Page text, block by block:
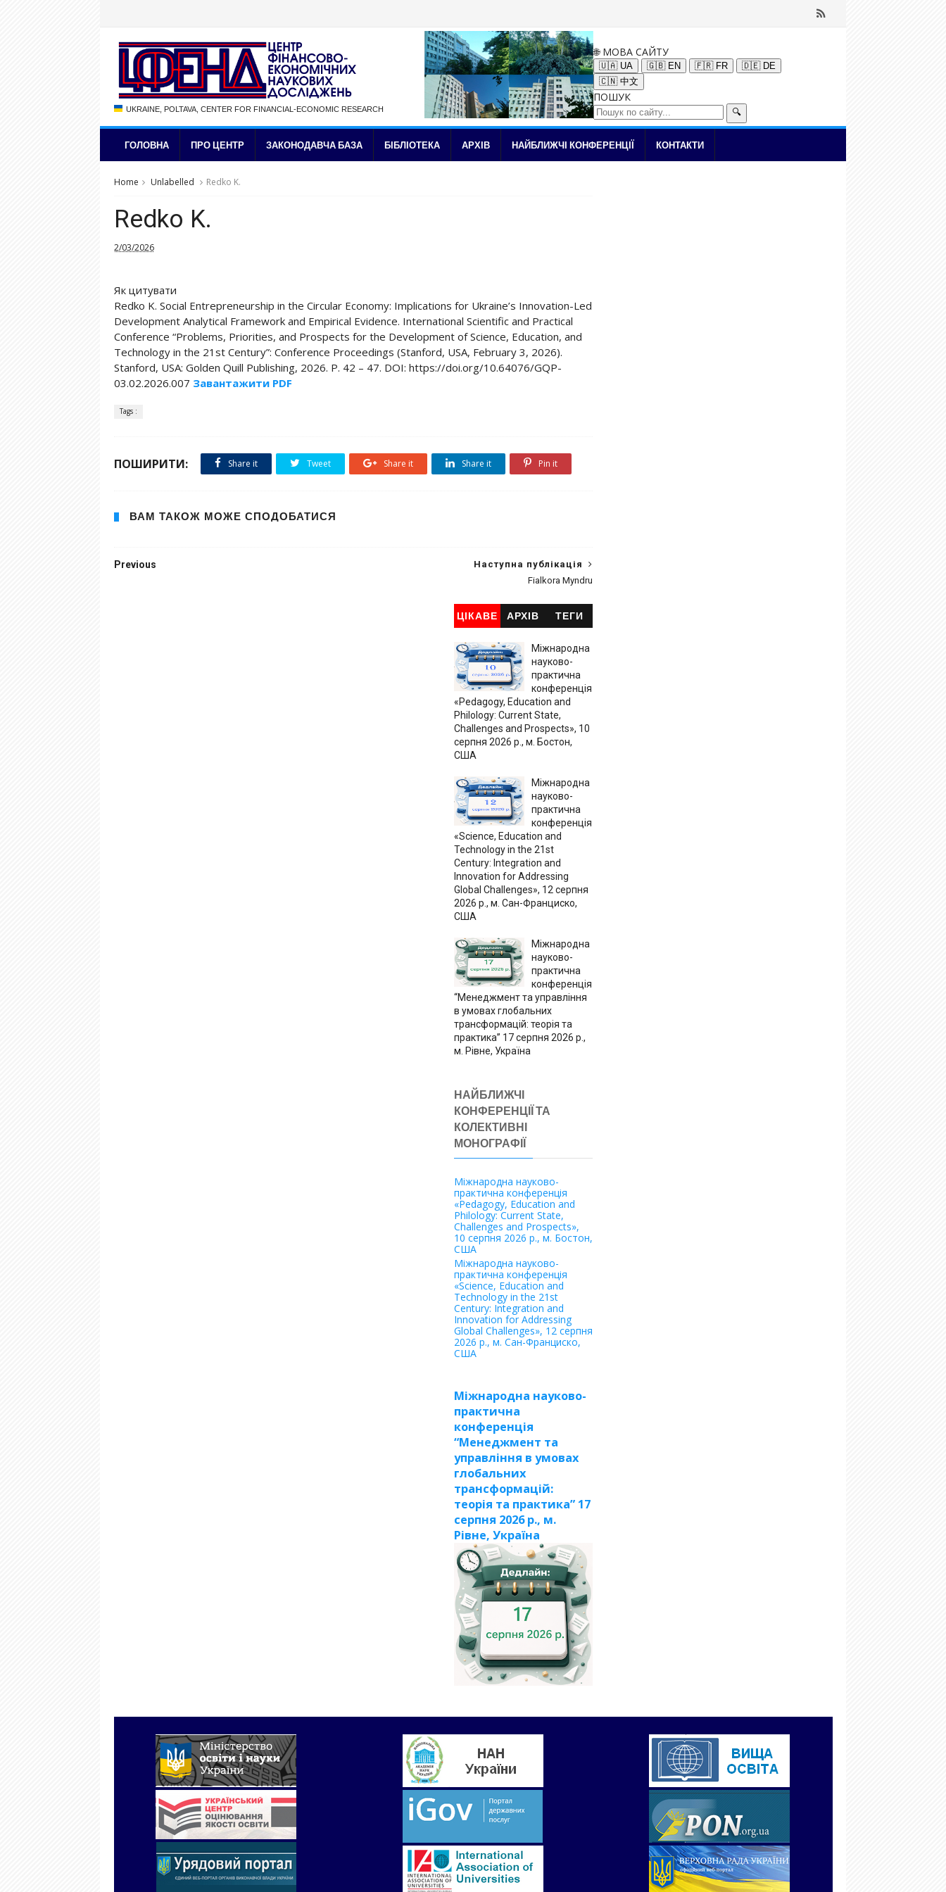
UKRAINE, POLTAVA, CENTER FOR FINANCIAL-ECONOMIC RESEARCH
🌐 МОВА САЙТУ
🇺🇦 UA 🇬🇧 EN 🇫🇷 FR
🇩🇪 DE
🇨🇳 中文
ПОШУК
🔍
✉ Підписка на новини
ГОЛОВНА ПРО ЦЕНТР ЗАКОНОДАВЧА БАЗА БІБЛІОТЕКА АРХІВ НАЙБЛИЖЧІ КОНФЕРЕНЦІЇ КОНТАКТИ
Home Unlabelled Redko K.
Redko K.
2/03/2026
Як цитувати
Redko K. Social Entrepreneurship in the Circular Economy: Implications for Ukraine’s Innovation-Led
Development Analytical Framework and Empirical Evidence. International Scientific and Practical
Conference “Problems, Priorities, and Prospects for the Development of Science, Education, and
Technology in the 21st Century”: Conference Proceedings (Stanford, USA, February 3, 2026).
Stanford, USA: Golden Quill Publishing, 2026. Р. 42 – 47. DOI: https://doi.org/10.64076/GQP-
03.02.2026.007 Завантажити PDF
Tags :
ПОШИРИТИ: Share it Tweet Share it Share it Pin it
ВАМ ТАКОЖ МОЖЕ СПОДОБАТИСЯ
Наступна публікація
Fialkora Myndru
Previous
ЦІКАВЕ АРХІВ ТЕГИ
Міжнародна
науково-
практична
конференція
«Pedagogy, Education and
Philology: Current State,
Challenges and Prospects», 10
серпня 2026 р., м. Бостон,
США
Міжнародна
науково-
практична
конференція
«Science, Education and
Technology in the 21st
Century: Integration and
Innovation for Addressing
Global Challenges», 12 серпня
2026 р., м. Сан-Франциско,
США
Міжнародна
науково-
практична
конференція
“Менеджмент та управління
в умовах глобальних
трансформацій: теорія та
практика” 17 серпня 2026 р.,
м. Рівне, Україна
НАЙБЛИЖЧІ
КОНФЕРЕНЦІЇ ТА
КОЛЕКТИВНІ
МОНОГРАФІЇ
Міжнародна науково-
практична конференція
«Pedagogy, Education and
Philology: Current State,
Challenges and Prospects»,
10 серпня 2026 р., м. Бостон,
США
Міжнародна науково-
практична конференція
«Science, Education and
Technology in the 21st
Century: Integration and
Innovation for Addressing
Global Challenges», 12 серпня
2026 р., м. Сан-Франциско,
США
Міжнародна науково-
практична
конференція
“Менеджмент та
управління в умовах
глобальних
трансформацій:
теорія та практика” 17
серпня 2026 р., м.
Рівне, Україна